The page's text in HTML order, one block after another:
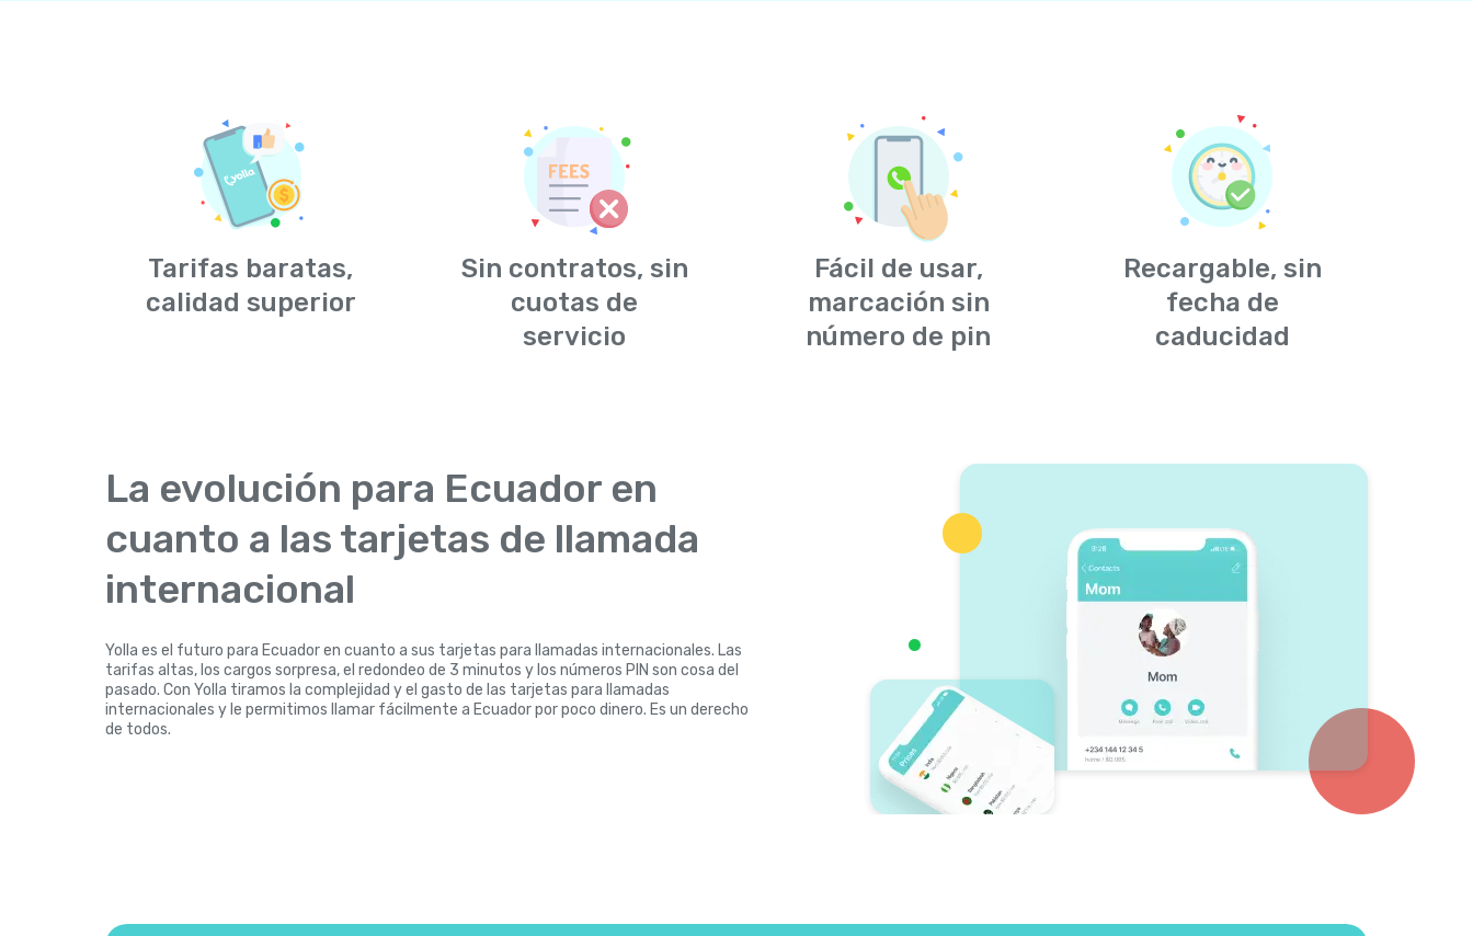
Tarifas baratas,
calidad superior
Sin contratos, sin
cuotas de
servicio
Fácil de usar,
marcación sin
número de pin
Recargable, sin
fecha de
caducidad
La evolución para Ecuador en
cuanto a las tarjetas de llamada
internacional
Yolla es el futuro para Ecuador en cuanto a sus tarjetas para llamadas internacionales. Las
tarifas altas, los cargos sorpresa, el redondeo de 3 minutos y los números PIN son cosa del
pasado. Con Yolla tiramos la complejidad y el gasto de las tarjetas para llamadas
internacionales y le permitimos llamar fácilmente a Ecuador por poco dinero. Es un derecho
de todos.